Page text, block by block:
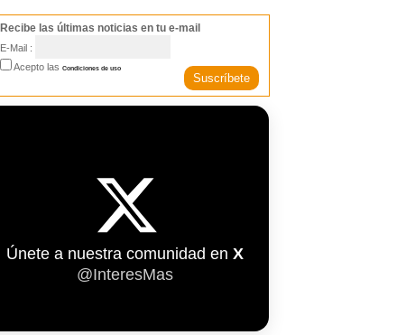
Recibe las últimas noticias en tu e-mail
E-Mail :
Acepto las Condiciones de uso
Únete a nuestra comunidad en X
@InteresMas